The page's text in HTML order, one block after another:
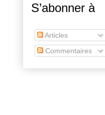
S’abonner à
Articles
Commentaires